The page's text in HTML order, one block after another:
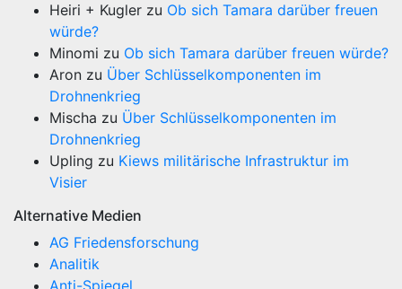
Heiri + Kugler zu Ob sich Tamara darüber freuen
würde?
Minomi zu Ob sich Tamara darüber freuen würde?
Aron zu Über Schlüsselkomponenten im
Drohnenkrieg
Mischa zu Über Schlüsselkomponenten im
Drohnenkrieg
Upling zu Kiews militärische Infrastruktur im
Visier
Alternative Medien
AG Friedensforschung
Analitik
Anti-Spiegel